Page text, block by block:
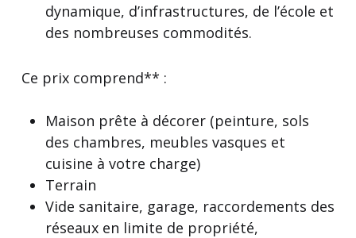
dynamique, d’infrastructures, de l’école et
des nombreuses commodités.
Ce prix comprend** :
Maison prête à décorer (peinture, sols
des chambres, meubles vasques et
cuisine à votre charge)
Terrain
Vide sanitaire, garage, raccordements des
réseaux en limite de propriété,